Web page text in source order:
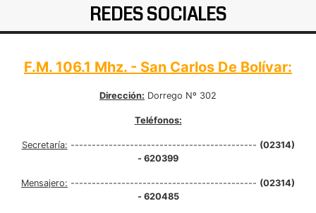
REDES SOCIALES
F.M. 106.1 Mhz. - San Carlos De Bolívar:
Dirección: Dorrego Nº 302
Teléfonos:
Secretaría: -------------------------------------------- (02314)
- 620399
Mensajero: -------------------------------------------- (02314)
- 620485